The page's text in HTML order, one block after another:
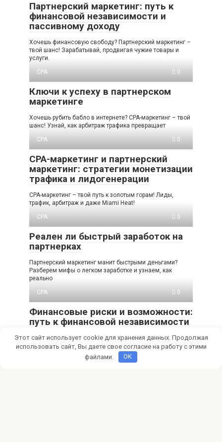
Партнерский маркетинг: путь к
финансовой независимости и
пассивному доходу
Хочешь финансовую свободу? Партнерский маркетинг –
твой шанс! Зарабатывай, продвигая чужие товары и
услуги.
CPA
0
Ключи к успеху в партнерском
маркетинге
Хочешь рубить бабло в интернете? CPA-маркетинг – твой
шанс! Узнай, как арбитраж трафика превращает
CPA
0
CPA-маркетинг и партнерский
маркетинг: стратегии монетизации
трафика и лидогенерации
CPA-маркетинг – твой путь к золотым горам! Лиды,
трафик, арбитраж и даже Miami Heat!
CPA
0
Реален ли быстрый заработок на
партнерках
Партнерский маркетинг манит быстрыми деньгами?
Разберем мифы о легком заработке и узнаем, как
реально
CPA
0
Финансовые риски и возможности:
путь к финансовой независимости
Мечтаешь о финансовой свободе? Разберись, как
оценить финансовые риски и использовать
возможности для заработка.
Этот сайт использует cookie для хранения данных. Продолжая
использовать сайт, Вы даете свое согласие на работу с этими
файлами.
OK